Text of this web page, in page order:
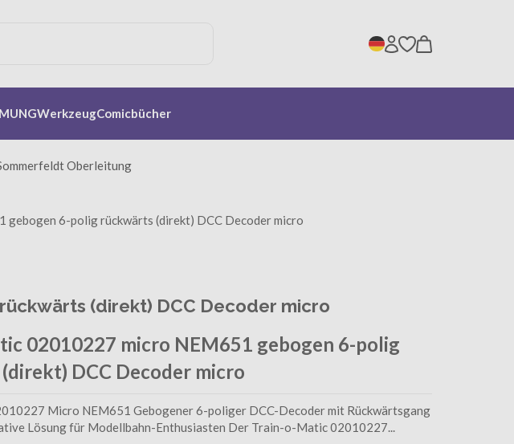
WerkzeugComicbücher
Oberleitung
6-polig rückwärts (direkt) DCC Decoder micro
(direkt) DCC Decoder micro
02010227 micro NEM651 gebogen 6-polig
DCC Decoder micro
Micro NEM651 Gebogener 6-poliger DCC-Decoder mit Rückwärtsgang
Lösung für Modellbahn-Enthusiasten Der Train-o-Matic 02010227...